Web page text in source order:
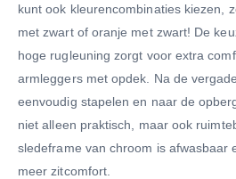
kunt ook kleurencombinaties kiezen,
met zwart of oranje met zwart! De
hoge rugleuning zorgt voor extra
armleggers met opdek. Na de
eenvoudig stapelen en naar de
niet alleen praktisch, maar ook
sledeframe van chroom is afwasbaar
meer zitcomfort.